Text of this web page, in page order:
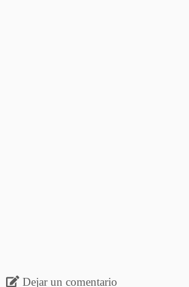
Dejar un comentario